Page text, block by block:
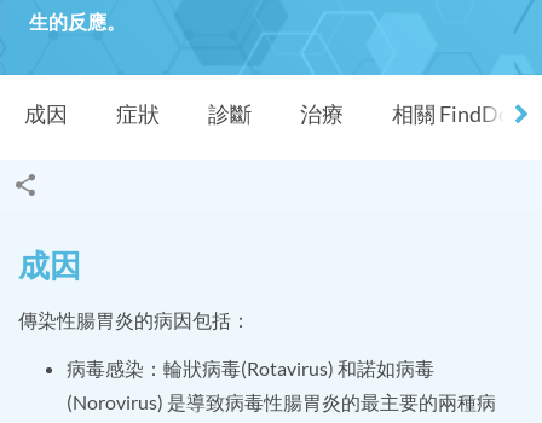
生的反應。
成因 症狀 診斷 治療 相關
成因
傳染性腸胃炎的病因包括：
病毒感染：輪狀病毒(Rotavirus) 和諾如病毒
(Norovirus) 是導致病毒性腸胃炎的最主要的兩種病